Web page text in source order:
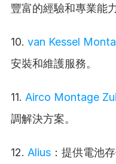
豐富的經驗和專業能力
10. van Kessel
安裝和維護服務。
11. Airco Montage
調解決方案。
12. Alius ：提供電池